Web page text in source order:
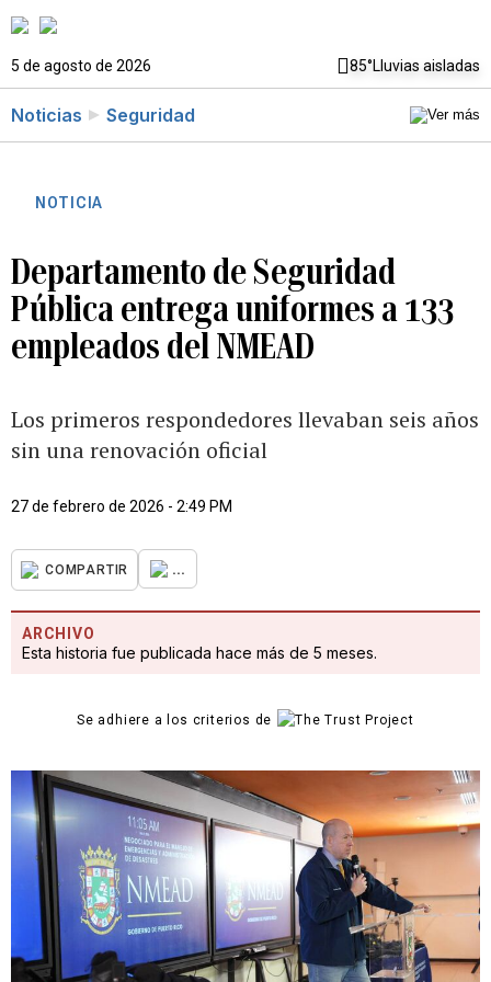
5 de agosto de 2026 85°Lluvias aisladas
Noticias Seguridad
NOTICIA
Departamento de Seguridad
Pública entrega uniformes a 133
empleados del NMEAD
Los primeros respondedores llevaban seis años
sin una renovación oficial
27 de febrero de 2026 - 2:49 PM
COMPARTIR ...
ARCHIVO
Esta historia fue publicada hace más de 5 meses.
Se adhiere a los criterios de